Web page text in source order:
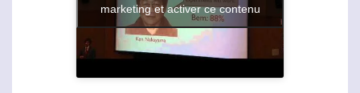
marketing et activer ce contenu